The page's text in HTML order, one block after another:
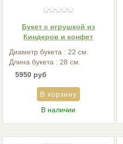
Букет с игрушкой из
Киндеров и конфет
Диаметр букета : 22 см.
Длина букета : 28 см.
5950 руб
В наличии